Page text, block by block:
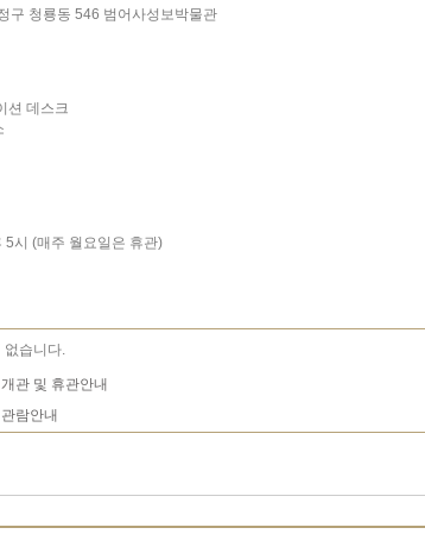
구 청룡동 546 범어사성보박물관
션 데스크
5시 (매주 월요일은 휴관)
없습니다.
관 및 휴관안내
람안내